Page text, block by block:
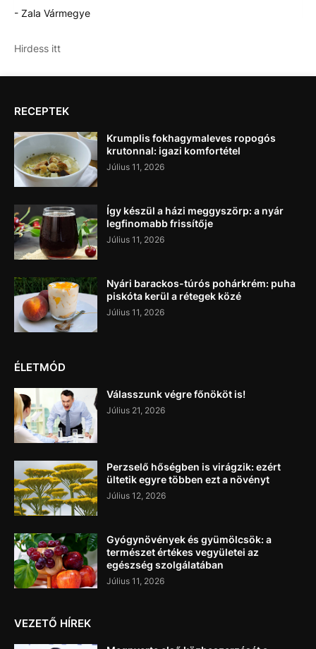
- Zala Vármegye
Hirdess itt
RECEPTEK
Krumplis fokhagymaleves ropogós
krutonnal: igazi komfortétel
Július 11, 2026
Így készül a házi meggyszörp: a nyár
legfinomabb frissítője
Július 11, 2026
Nyári barackos-túrós pohárkrém: puha
piskóta kerül a rétegek közé
Július 11, 2026
ÉLETMÓD
Válasszunk végre főnököt is!
Július 21, 2026
Perzselő hőségben is virágzik: ezért
ültetik egyre többen ezt a növényt
Július 12, 2026
Gyógynövények és gyümölcsök: a
természet értékes vegyületei az
egészség szolgálatában
Július 11, 2026
VEZETŐ HÍREK